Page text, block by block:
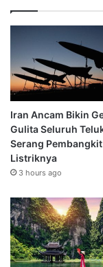
Iran Ancam Bikin
Gulita Seluruh
Serang Pembangkit
Listriknya
3 hours ago